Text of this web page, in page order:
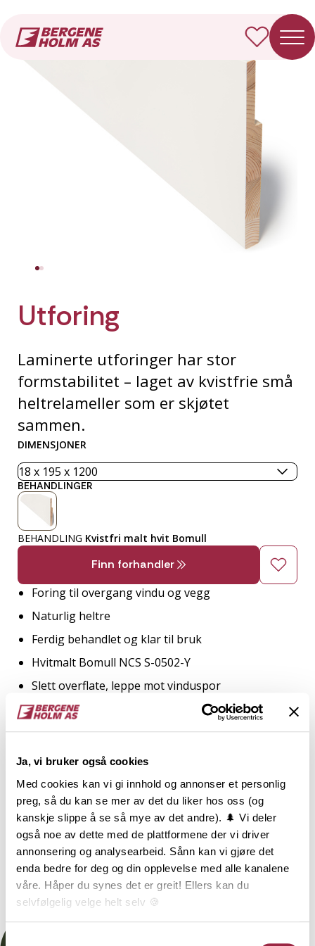
Ja, vi bruker også cookies
Med cookies kan vi gi innhold og annonser et personlig
preg, så du kan se mer av det du liker hos oss (og
kanskje slippe å se så mye av det andre). 🌲 Vi deler
også noe av dette med de plattformene der vi driver
annonsering og analysearbeid. Sånn kan vi gjøre det
enda bedre for deg og din opplevelse med alle kanalene
våre. Håper du synes det er greit! Ellers kan du
selvfølgelig velge helt selv 🍪
Utforing
Laminerte utforinger har stor
formstabilitet – laget av kvistfrie små
heltrelameller som er skjøtet
sammen.
DIMENSJONER
BEHANDLINGER
BEHANDLING Kvistfri malt hvit Bomull
Finn forhandler
Foring til overgang vindu og vegg
Naturlig heltre
Ferdig behandlet og klar til bruk
Hvitmalt Bomull NCS S-0502-Y
Slett overflate, leppe mot vinduspor
TRESLAG LM PER M ENDEPLØY
Furu
NOBB VARETYPE
53469723
Dokumentasjon